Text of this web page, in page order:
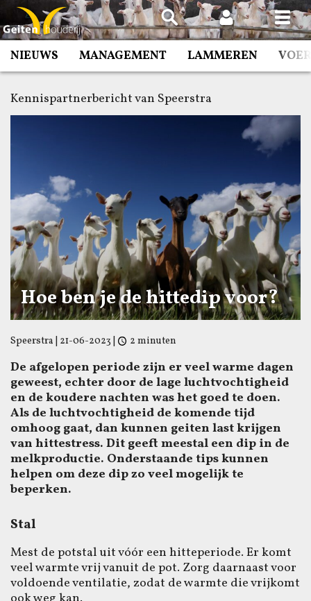
Spring
naar
inhoud
NIEUWS MANAGEMENT LAMMEREN
Kennispartnerbericht van Speerstra
Hoe ben je de hittedip voor?
Speerstra 21-06-2023 2 minuten
De afgelopen periode zijn er veel warme dagen
geweest, echter door de lage luchtvochtigheid
en de koudere nachten was het goed te doen.
Als de luchtvochtigheid de komende tijd
omhoog gaat, dan kunnen geiten last krijgen
van hittestress. Dit geeft meestal een dip in de
melkproductie. Onderstaande tips kunnen
helpen om deze dip zo veel mogelijk te
beperken.
Stal
Mest de potstal uit vóór een hitteperiode. Er komt
veel warmte vrij vanuit de pot. Zorg daarnaast voor
voldoende ventilatie, zodat de warmte die vrijkomt